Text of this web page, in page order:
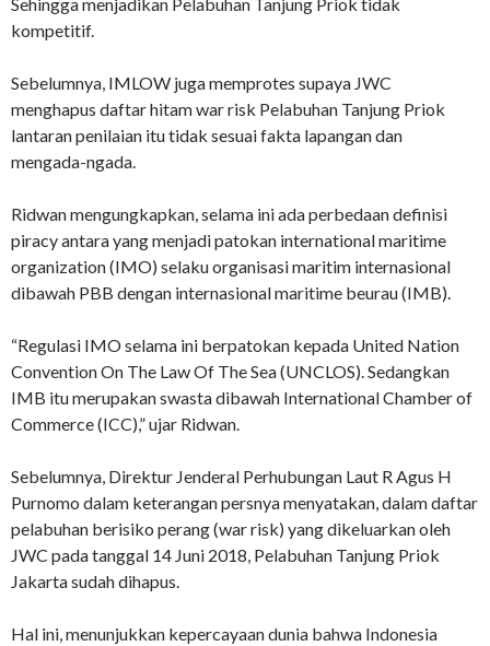
Sehingga menjadikan Pelabuhan Tanjung Priok tidak
kompetitif.
Sebelumnya, IMLOW juga memprotes supaya JWC
menghapus daftar hitam war risk Pelabuhan Tanjung Priok
lantaran penilaian itu tidak sesuai fakta lapangan dan
mengada-ngada.
Ridwan mengungkapkan, selama ini ada perbedaan definisi
piracy antara yang menjadi patokan international maritime
organization (IMO) selaku organisasi maritim internasional
dibawah PBB dengan internasional maritime beurau (IMB).
“Regulasi IMO selama ini berpatokan kepada United Nation
Convention On The Law Of The Sea (UNCLOS). Sedangkan
IMB itu merupakan swasta dibawah International Chamber of
Commerce (ICC),” ujar Ridwan.
Sebelumnya, Direktur Jenderal Perhubungan Laut R Agus H
Purnomo dalam keterangan persnya menyatakan, dalam daftar
pelabuhan berisiko perang (war risk) yang dikeluarkan oleh
JWC pada tanggal 14 Juni 2018, Pelabuhan Tanjung Priok
Jakarta sudah dihapus.
Hal ini, menunjukkan kepercayaan dunia bahwa Indonesia